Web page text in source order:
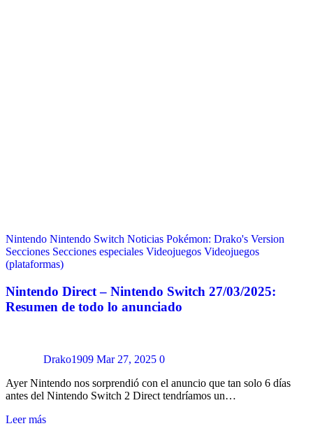
Nintendo Nintendo Switch Noticias Pokémon: Drako's Version
Secciones Secciones especiales Videojuegos Videojuegos
(plataformas)
Nintendo Direct – Nintendo Switch 27/03/2025:
Resumen de todo lo anunciado
Drako1909 Mar 27, 2025 0
Ayer Nintendo nos sorprendió con el anuncio que tan solo 6 días
antes del Nintendo Switch 2 Direct tendríamos un…
Leer más